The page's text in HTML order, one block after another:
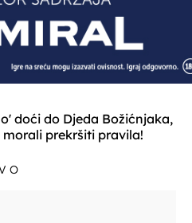
doći do Djeda Božićnjaka,
prekršiti pravila!